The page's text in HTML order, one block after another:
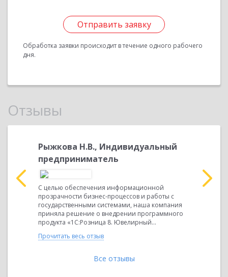
Отправить заявку
Обработка заявки происходит в течение одного рабочего
дня.
Отзывы
Рыжкова Н.В., Индивидуальный
предприниматель
С целью обеспечения информационной
прозрачности бизнес-процессов и работы с
государственными системами, наша компания
приняла решение о внедрении программного
продукта «1С:Розница 8. Ювелирный...
Прочитать весь отзыв
Наша
Все отзывы